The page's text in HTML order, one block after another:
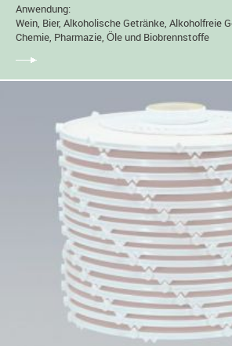
Anwendung:
Wein, Bier, Alkoholische Getränke, Alkoholfreie
Chemie, Pharmazie, Öle und Biobrennstoffe